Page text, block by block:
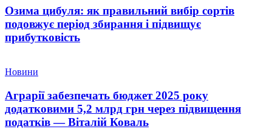
Озима цибуля: як правильний вибір сортів
подовжує період збирання і підвищує
прибутковість
Новини
Аграрії забезпечать бюджет 2025 року
додатковими 5,2 млрд грн через підвищення
податків — Віталій Коваль